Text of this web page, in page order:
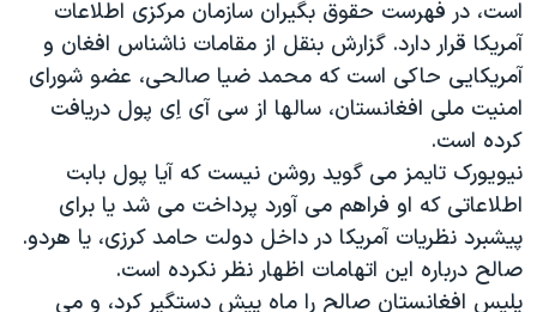
اعتراضات مردمی آبان ۹۸
اسرائیل در جنگ
نرگس محمدی برنده جایزه نوبل صلح
همایش محافظه‌کاران آمریکا «سی‌پک»
صفحه‌های ویژه
سفر پرزیدنت ترامپ به چین
است، در فهرست حقوق بگیران سازمان مرکزی اطلاعات
آمریکا قرار دارد. گزارش بنقل از مقامات ناشناس افغان و
آمریکایی حاکی است که محمد ضیا صالحی، عضو شورای
امنیت ملی افغانستان، سالها از سی آی اِی پول دریافت
کرده است.
نیویورک تایمز می گوید روشن نیست که آیا پول بابت
اطلاعاتی که او فراهم می آورد پرداخت می شد یا برای
پیشبرد نظریات آمریکا در داخل دولت حامد کرزی، یا هردو.
صالح درباره این اتهامات اظهار نظر نکرده است.
پلیس افغانستان صالح را ماه پیش دستگیر کرد، و می